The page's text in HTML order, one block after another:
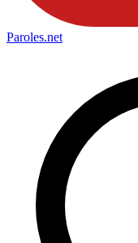
Paroles.net